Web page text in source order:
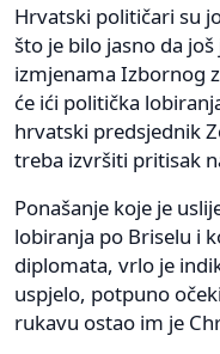
Hrvatski političari su
što je bilo jasno da
izmjenama Izbornog
će ići politička
hrvatski predsjednik
treba izvršiti pritisak
Ponašanje koje je
lobiranja po Briselu i
diplomata, vrlo je
uspjelo, potpuno
rukavu ostao im je